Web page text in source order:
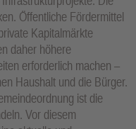
Öffentliche Fördermittel
Kapitalmärkte
daher höhere
erforderlich machen –
Haushalt und die Bürger.
ist die
Vor diesem